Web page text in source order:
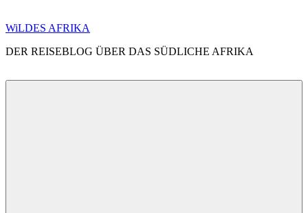
Zum
springen
WiLDES AFRIKA
DER REISEBLOG ÜBER DAS SÜDLICHE AFRIKA